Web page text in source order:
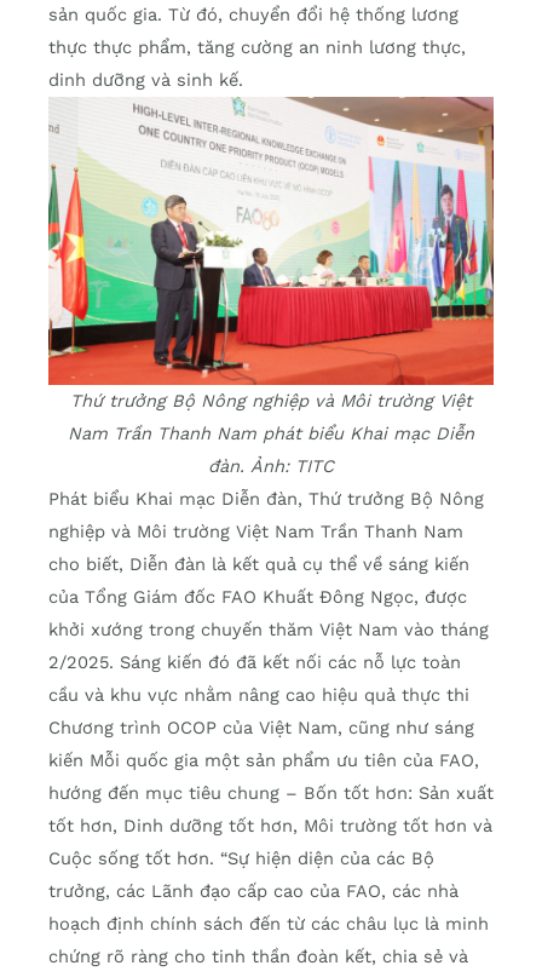
sản quốc gia. Từ đó, chuyển đổi hệ thống lương
thực thực phẩm, tăng cường an ninh lương thực,
dinh dưỡng và sinh kế.
Thứ trưởng Bộ Nông nghiệp và Môi trường Việt
Nam Trần Thanh Nam phát biểu Khai mạc Diễn
đàn. Ảnh: TITC
Phát biểu Khai mạc Diễn đàn, Thứ trưởng Bộ Nông
nghiệp và Môi trường Việt Nam Trần Thanh Nam
cho biết, Diễn đàn là kết quả cụ thể về sáng kiến
của Tổng Giám đốc FAO Khuất Đông Ngọc, được
khởi xướng trong chuyến thăm Việt Nam vào tháng
2/2025. Sáng kiến đó đã kết nối các nỗ lực toàn
cầu và khu vực nhằm nâng cao hiệu quả thực thi
Chương trình OCOP của Việt Nam, cũng như sáng
kiến Mỗi quốc gia một sản phẩm ưu tiên của FAO,
hướng đến mục tiêu chung – Bốn tốt hơn: Sản xuất
tốt hơn, Dinh dưỡng tốt hơn, Môi trường tốt hơn và
Cuộc sống tốt hơn. “Sự hiện diện của các Bộ
trưởng, các Lãnh đạo cấp cao của FAO, các nhà
hoạch định chính sách đến từ các châu lục là minh
chứng rõ ràng cho tinh thần đoàn kết, chia sẻ và